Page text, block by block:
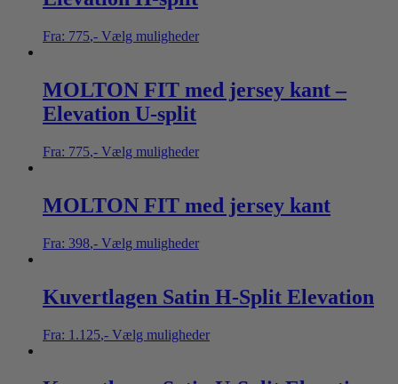
Fra: 775,- Vælg muligheder
MOLTON FIT med jersey kant –
Elevation U-split
Fra: 775,- Vælg muligheder
MOLTON FIT med jersey kant
Fra: 398,- Vælg muligheder
Kuvertlagen Satin H-Split Elevation
Fra: 1.125,- Vælg muligheder